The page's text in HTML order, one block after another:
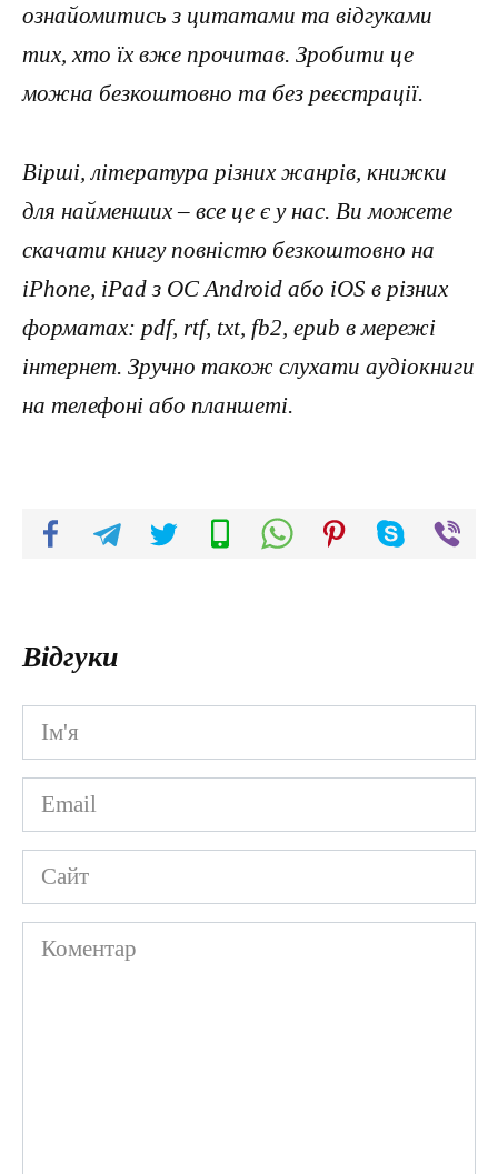
ознайомитись з цитатами та відгуками
тих, хто їх вже прочитав. Зробити це
можна безкоштовно та без реєстрації.
Вірші, література різних жанрів, книжки
для найменших – все це є у нас. Ви можете
скачати книгу повністю безкоштовно на
iPhone, iPad з ОС Android або iOS в різних
форматах: pdf, rtf, txt, fb2, epub в мережі
інтернет. Зручно також слухати аудіокниги
на телефоні або планшеті.
Відгуки
Ім'я
*
Email
*
Сайт
Коментар